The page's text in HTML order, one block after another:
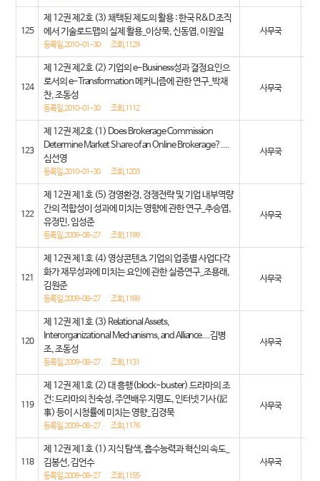
125
제 12권 제2호 (3) 채택된 제도의 활용 : 한국 R&D 조직
에서 기술로드맵의 실제 활용_이상묵, 신동엽, 이원일
등록일,2010-01-30 조회,1129
사무국
124
제 12권 제2호 (2) 기업의 e-Business성과 결정요인으
로서의 e-Transformation 메커니즘에 관한 연구_박재
찬, 조동성
등록일,2010-01-30 조회,1112
사무국
123
제 12권 제2호 (1) Does Brokerage Commission
Determine Market Share of an Online Brokerage?....
심선영
등록일,2010-01-30 조회,1203
사무국
122
제 12권 제1호 (5) 경영환경, 경쟁전략 및 기업 내부역량
간의 적합성이 성과에 미치는 영향에 관한 연구_추승엽,
유정민, 임성준
등록일,2009-08-27 조회,1199
사무국
121
제 12권 제1호 (4) 영상콘텐츠 기업의 업종별 사업다각
화가 재무성과에 미치는 요인에 관한 실증연구_조용래,
김원준
등록일,2009-08-27 조회,1169
사무국
120
제 12권 제1호 (3) Relational Assets,
Interorganizational Mechanisms, and Alliance....김병
조, 조동성
등록일,2009-08-27 조회,1131
사무국
119
제 12권 제1호 (2) 대 흥행(block-buster) 드라마의 조
건: 드라마의 친숙성, 주연배우 지명도, 인터넷 기사(記
事) 등이 시청률에 미치는 영향_김경묵
등록일,2009-08-27 조회,1176
사무국
118
제 12권 제1호 (1) 지식 탐색, 흡수능력과 혁신의 속도_
김봉선, 김언수
등록일,2009-08-27 조회,1155
사무국